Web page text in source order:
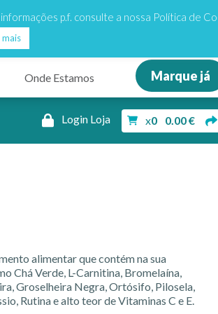
my
25€ my
Onde Estamos Marque já
Login Loja x0 0.00€
alimentar que contém na sua
Chá Verde, L-Carnitina, Bromelaína,
Groselheira Negra, Ortósifo, Pilosela,
Rutina e alto teor de Vitaminas C e E.
p.f. consulte a nossa Política de
mais